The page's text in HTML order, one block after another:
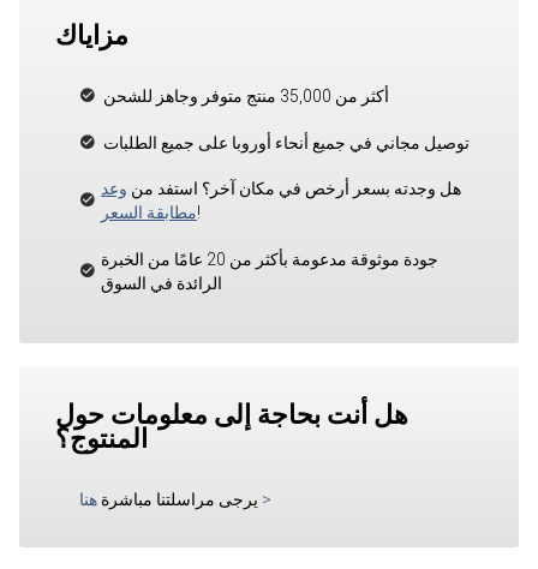
مزاياك
أكثر من 35,000 منتج متوفر وجاهز للشحن
توصيل مجاني في جميع أنحاء أوروبا على جميع الطلبات
هل وجدته بسعر أرخص في مكان آخر؟ استفد من وعد
مطابقة السعر!
جودة موثوقة مدعومة بأكثر من 20 عامًا من الخبرة
الرائدة في السوق
هل أنت بحاجة إلى معلومات حول
المنتوج؟
يرجى مراسلتنا مباشرة هنا >